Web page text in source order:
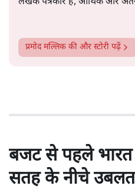
प्रमोद मल्लिक की और स्टोरी पढ़ें
बजट से पहले भारत
सतह के नीचे